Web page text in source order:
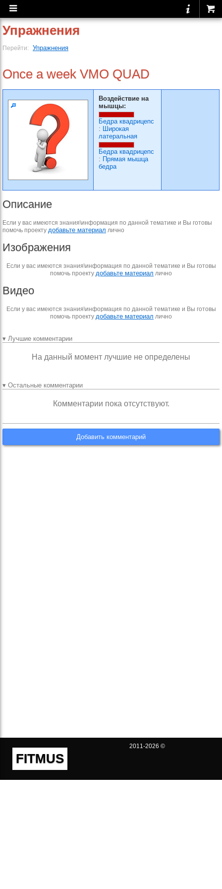
Упражнения
Перейти: Упражнения
Once a week VMO QUAD
Воздействие на
мышцы:
Бедра квадрицепс
: Широкая
латеральная
Бедра квадрицепс
: Прямая мышца
бедра
Описание
Если у вас имеются знания\информация по данной тематике и Вы готовы
помочь проекту добавьте материал лично
Изображения
Если у вас имеются знания\информация по данной тематике и Вы готовы
помочь проекту добавьте материал лично
Видео
Если у вас имеются знания\информация по данной тематике и Вы готовы
помочь проекту добавьте материал лично
▾ Лучшие комментарии
На данный момент лучшие не определены
▾ Остальные комментарии
Комментарии пока отсутствуют.
Добавить комментарий
FITMUS
2011-2026 ©